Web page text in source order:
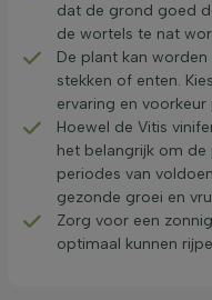
dat de grond goed
de wortels te nat
De plant kan
stekken of enten.
ervaring en voorkeur
Hoewel de Vitis
het belangrijk om
periodes van
gezonde groei en
Zorg voor een
optimaal kunnen